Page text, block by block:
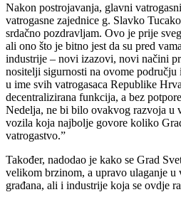
Nakon postrojavanja, glavni
vatrogasne zajednice g. Slavko
srdačno pozdravljam. Ovo je prije
ali ono što je bitno jest da su pred
industrije – novi izazovi, novi načini
nositelji sigurnosti na ovome području
u ime svih vatrogasaca Republike
decentralizirana funkcija, a bez
Nedelja, ne bi bilo ovakvog razvoja u
vozila koja najbolje govore koliko
vatrogastvo.”
Također, nadodao je kako se Grad
velikom brzinom, a upravo ulaganje u
građana, ali i industrije koja se ovdje